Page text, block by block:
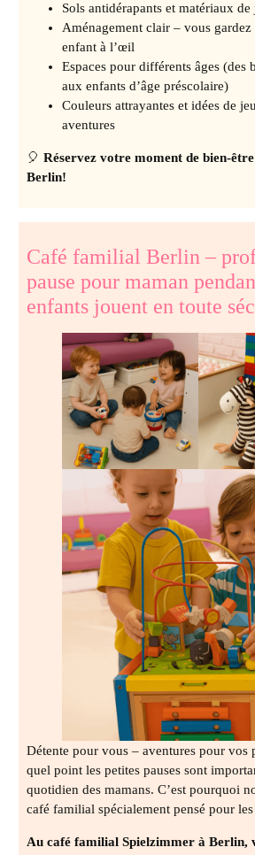
Sols antidérapants et matériaux de
Aménagement clair – vous
enfant à l’œil
Espaces pour différents âges (des
aux enfants d’âge préscolaire)
Couleurs attrayantes et idées de
aventures
🎈Réservez votre moment de bien-
Berlin!
Café familial Berlin –
pause pour maman
enfants jouent en toute
Détente pour vous – aventures pour vos
quel point les petites pauses sont
quotidien des mamans. C’est pourquoi
café familial spécialement pensé pour
Au café familial Spielzimmer à Berlin,